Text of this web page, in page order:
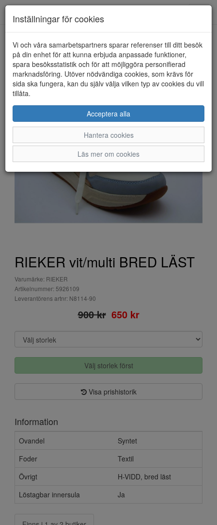
HEM RIEKER
RIEKER vit/multi BRED LÄST
Varumärke: RIEKER
Artikelnummer: 5926109
Leverantörens artnr: N8114-90
900 kr 650 kr
Välj storlek först
Visa prishistorik
Information
Ovandel
Syntet
Foder
Textil
Övrigt
H-VIDD, bred läst
Löstagbar innersula
Ja
Inställningar för cookies
Vi och våra samarbetspartners sparar referenser till ditt besök
på din enhet för att kunna erbjuda anpassade funktioner,
spara besöksstatistik och för att möjliggöra personifierad
marknadsföring. Utöver nödvändiga cookies, som krävs för
sida ska fungera, kan du själv välja vilken typ av cookies du vill
tillåta.
Acceptera alla
Hantera cookies
Läs mer om cookies